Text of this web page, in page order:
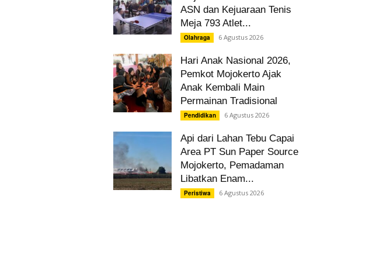
ASN dan Kejuaraan Tenis
Meja 793 Atlet...
Olahraga 6 Agustus 2026
Hari Anak Nasional 2026,
Pemkot Mojokerto Ajak
Anak Kembali Main
Permainan Tradisional
Pendidikan 6 Agustus 2026
Api dari Lahan Tebu Capai
Area PT Sun Paper Source
Mojokerto, Pemadaman
Libatkan Enam...
Peristiwa 6 Agustus 2026